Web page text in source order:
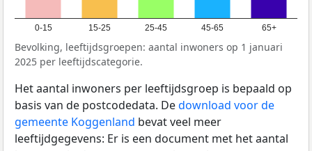
0-15 15-25 25-45 45-65 65+
Bevolking, leeftijdsgroepen: aantal inwoners op 1 januari
2025 per leeftijdscategorie.
Het aantal inwoners per leeftijdsgroep is bepaald op
basis van de postcodedata. Dedownload voor de
gemeente Koggenland bevat veel meer
leeftijdgegevens: Er is een document met het aantal